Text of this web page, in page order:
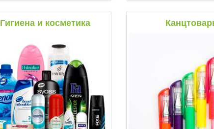
Гигиена и косметика